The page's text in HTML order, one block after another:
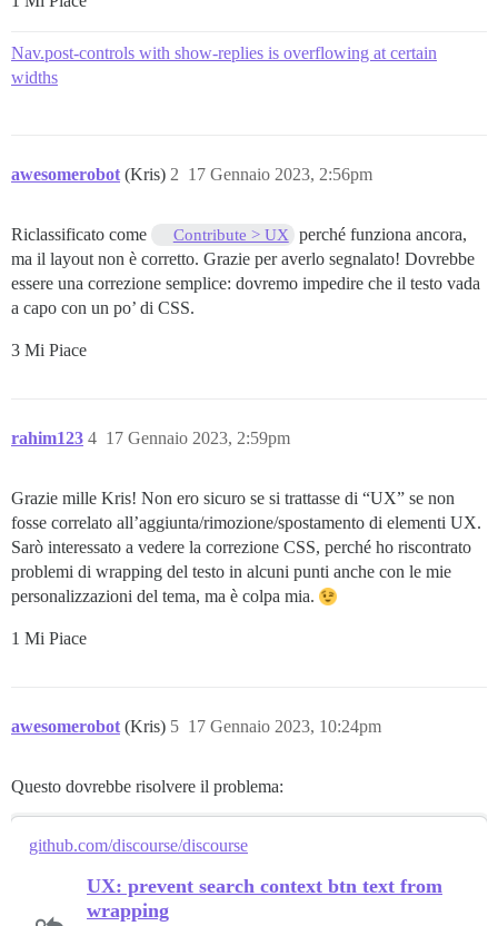
Nav.post-controls with show-replies is overflowing at certain
widths
awesomerobot (Kris) 17 Gennaio 2023, 2:56pm
2
Riclassificato come Contribute > UX perché funziona ancora,
ma il layout non è corretto. Grazie per averlo segnalato! Dovrebbe
essere una correzione semplice: dovremo impedire che il testo vada
a capo con un po’ di CSS.
3 Mi Piace
rahim123 17 Gennaio 2023, 2:59pm
4
Grazie mille Kris! Non ero sicuro se si trattasse di “UX” se non
fosse correlato all’aggiunta/rimozione/spostamento di elementi UX.
Sarò interessato a vedere la correzione CSS, perché ho riscontrato
problemi di wrapping del testo in alcuni punti anche con le mie
personalizzazioni del tema, ma è colpa mia.
1 Mi Piace
awesomerobot (Kris) 17 Gennaio 2023, 10:24pm
5
Questo dovrebbe risolvere il problema:
github.com/discourse/discourse
UX: prevent search context btn text from
wrapping